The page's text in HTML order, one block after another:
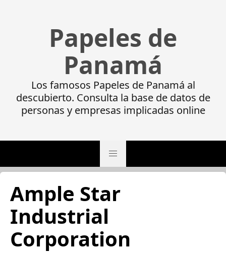
Papeles de
Panamá
Los famosos Papeles de Panamá al
descubierto. Consulta la base de datos de
personas y empresas implicadas online
Ample Star
Industrial
Corporation